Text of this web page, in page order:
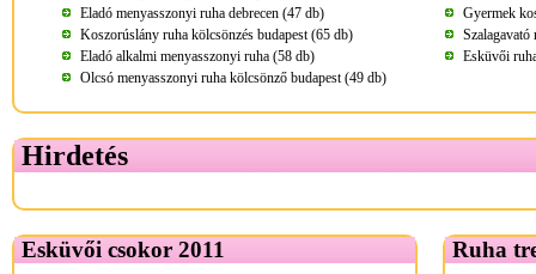
Eladó menyasszonyi ruha debrecen (47 db)
Gyermek
Koszorúslány ruha kölcsönzés budapest (65 db)
Szalagavató
Eladó alkalmi menyasszonyi ruha (58 db)
Esküvői
Olcsó menyasszonyi ruha kölcsönző budapest (49 db)
Hirdetés
Esküvői csokor 2011 Ruha